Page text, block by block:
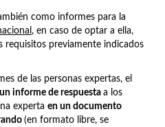
como informes para la
, en caso de optar a ella,
requisitos previamente indicados
de las personas expertas, el
un informe de respuesta a los
experta en un documento
(en formato libre, se